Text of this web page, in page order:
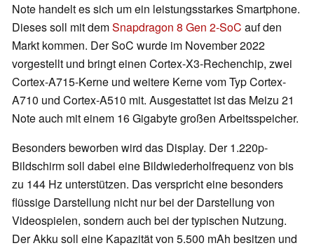
Note handelt es sich um ein leistungsstarkes Smartphone.
Dieses soll mit demSnapdragon 8 Gen 2-SoC auf den
Markt kommen. Der SoC wurde im November 2022
vorgestellt und bringt einen Cortex-X3-Rechenchip, zwei
Cortex-A715-Kerne und weitere Kerne vom Typ Cortex-
A710 und Cortex-A510 mit. Ausgestattet ist das Meizu 21
Note auch mit einem 16 Gigabyte großen Arbeitsspeicher.
Besonders beworben wird das Display. Der 1.220p-
Bildschirm soll dabei eine Bildwiederholfrequenz von bis
zu 144 Hz unterstützen. Das verspricht eine besonders
flüssige Darstellung nicht nur bei der Darstellung von
Videospielen, sondern auch bei der typischen Nutzung.
Der Akku soll eine Kapazität von 5.500 mAh besitzen und